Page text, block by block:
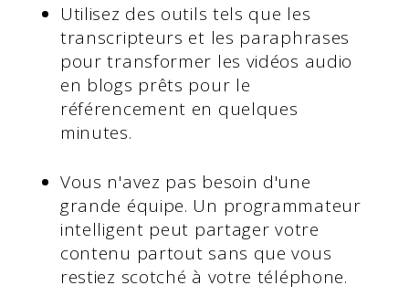
Utilisez des outils tels que les
transcripteurs et les paraphrases
pour transformer les vidéos audio
en blogs prêts pour le
référencement en quelques
minutes.
Vous n'avez pas besoin d'une
grande équipe. Un programmateur
intelligent peut partager votre
contenu partout sans que vous
restiez scotché à votre téléphone.